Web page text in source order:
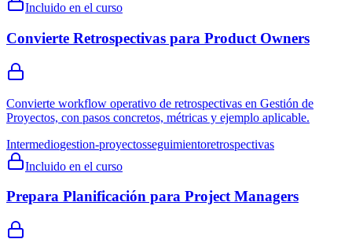
Incluido en el curso
Convierte Retrospectivas para Product Owners
Convierte workflow operativo de retrospectivas en Gestión de
Proyectos, con pasos concretos, métricas y ejemplo aplicable.
Intermediogestion-proyectosseguimientoretrospectivas
Incluido en el curso
Prepara Planificación para Project Managers